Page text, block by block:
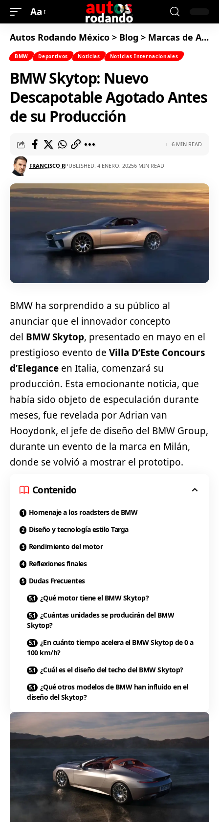
Aa
Autos Rodando México > Blog > Marcas de Autos
BMW Deportivos Noticias Noticias Internacionales
BMW Skytop: Nuevo
Descapotable Agotado Antes
de su Producción
FRANCISCO RPUBLISHED: 4 ENERO, 20256 MIN READ
6 MIN READ
BMW ha sorprendido a su público al
anunciar que el innovador concepto
del BMW Skytop, presentado en mayo en el
prestigioso evento de Villa D’Este Concours
d’Elegance en Italia, comenzará su
producción. Esta emocionante noticia, que
había sido objeto de especulación durante
meses, fue revelada por Adrian van
Hooydonk, el jefe de diseño del BMW Group,
durante un evento de la marca en Milán,
donde se volvió a mostrar el prototipo.
Contenido
Homenaje a los roadsters de BMW
Diseño y tecnología estilo Targa
Rendimiento del motor
Reflexiones finales
Dudas Frecuentes
¿Qué motor tiene el BMW Skytop?
¿Cuántas unidades se producirán del BMW
Skytop?
¿En cuánto tiempo acelera el BMW Skytop de 0 a
100 km/h?
¿Cuál es el diseño del techo del BMW Skytop?
¿Qué otros modelos de BMW han influido en el
diseño del Skytop?